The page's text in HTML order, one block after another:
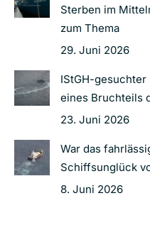
Sterben im
zum Thema
29. Juni 2026
IStGH-
eines Bruchteils
23. Juni 2026
War das
Schiffsunglück
8. Juni 2026